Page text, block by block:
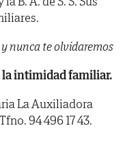
nunca te olvidaremos
la intimidad familiar.
La Auxiliadora
94 496 17 43.